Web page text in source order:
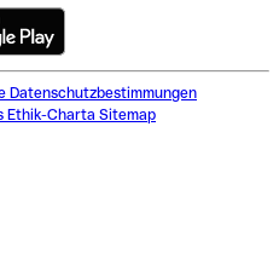
Datenschutzbestimmungen
Ethik-Charta Sitemap